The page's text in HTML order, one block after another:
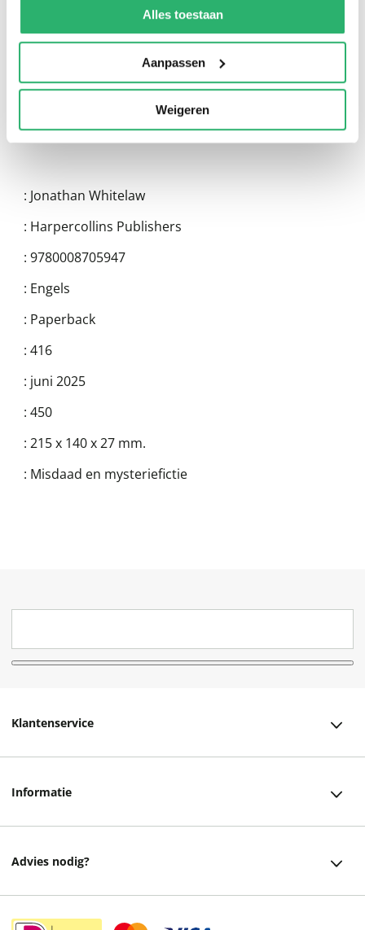
kunnen ontvangen en verwerken.
Alles toestaan
Aanpassen
Weigeren
: Jonathan Whitelaw
: Harpercollins Publishers
: 9780008705947
: Engels
: Paperback
: 416
: juni 2025
: 450
: 215 x 140 x 27 mm.
: Misdaad en mysteriefictie
Klantenservice
Retourneren
Informatie
Advies nodig?